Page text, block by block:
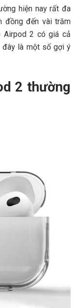
hiện nay rất đa
đồng đến vài trăm
Airpod 2 có giá cả
đây là một số gợi ý
2 thường